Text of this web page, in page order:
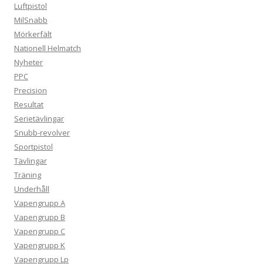
Luftpistol
MilSnabb
Mörkerfält
Nationell Helmatch
Nyheter
PPC
Precision
Resultat
Serietävlingar
Snubb-revolver
Sportpistol
Tävlingar
Träning
Underhåll
Vapengrupp A
Vapengrupp B
Vapengrupp C
Vapengrupp K
Vapengrupp Lp